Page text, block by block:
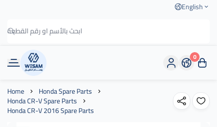
English
وسام الطريق
0
Home Honda Spare Parts
Honda CR-V Spare Parts
Honda CR-V 2016 Spare Parts